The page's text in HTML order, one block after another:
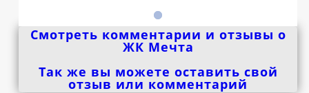
Смотреть комментарии и отзывы о
ЖК Мечта
Так же вы можете оставить свой
отзыв или комментарий